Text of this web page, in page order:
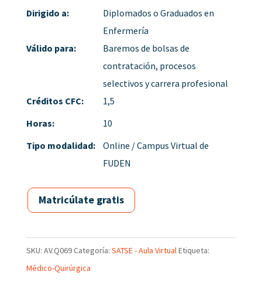
Dirigido a:
Diplomados o Graduados en
Enfermería
Válido para:
Baremos de bolsas de
contratación, procesos
selectivos y carrera profesional
Créditos CFC:
1,5
Horas:
10
Tipo modalidad:
Online / Campus Virtual de
FUDEN
Matricúlate gratis
SKU: AV.Q069Categoría: SATSE - Aula VirtualEtiqueta:
Médico-Quirúrgica